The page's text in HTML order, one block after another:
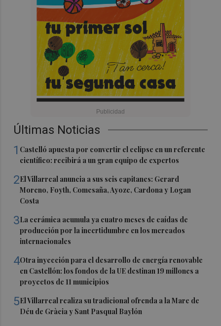
Últimas Noticias
1 Castelló apuesta por convertir el eclipse en un referente
científico: recibirá a un gran equipo de expertos
2El Villarreal anuncia a sus seis capitanes: Gerard
Moreno, Foyth, Comesaña, Ayoze, Cardona y Logan
Costa
3La cerámica acumula ya cuatro meses de caídas de
producción por la incertidumbre en los mercados
internacionales
4Otra inyección para el desarrollo de energía renovable
en Castellón: los fondos de la UE destinan 19 millones a
proyectos de 11 municipios
5El Villarreal realiza su tradicional ofrenda a la Mare de
Déu de Gràcia y Sant Pasqual Baylón